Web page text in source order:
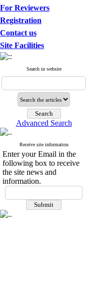
For Reviewers
Registration
Contact us
Site Facilities
Search in website
Advanced Search
Receive site information
Enter your Email in the
following box to receive
the site news and
information.